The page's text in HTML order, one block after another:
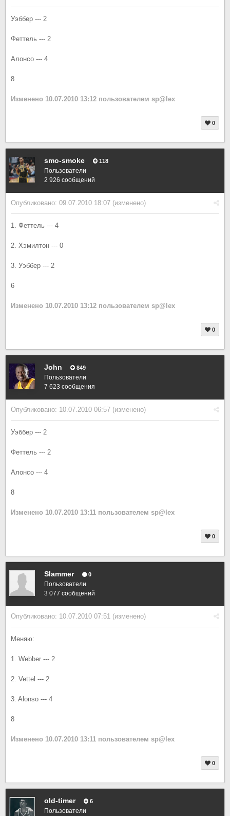
Уэббер --- 2
Феттель --- 2
Алонсо --- 4
8
Изменено 10.07.2010 13:12 пользователем sp@lex
0
smo-smoke 118
Пользователи
2 926 сообщений
Опубликовано: 09.07.2010 18:07 (изменено)
1. Феттель --- 4
2. Хэмилтон --- 0
3. Уэббер --- 2
6
Изменено 10.07.2010 13:12 пользователем sp@lex
0
John 849
Пользователи
7 623 сообщения
Опубликовано: 10.07.2010 06:57 (изменено)
Уэббер --- 2
Феттель --- 2
Алонсо --- 4
8
Изменено 10.07.2010 13:11 пользователем sp@lex
0
Slammer 0
Пользователи
3 077 сообщений
Опубликовано: 10.07.2010 07:51 (изменено)
Меняю:
1. Webber --- 2
2. Vettel --- 2
3. Alonso --- 4
8
Изменено 10.07.2010 13:11 пользователем sp@lex
0
old-timer 6
Пользователи